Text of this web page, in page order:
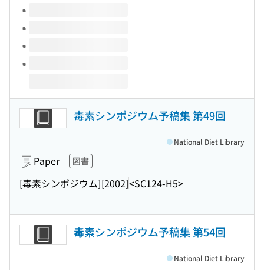
毒素シンポジウム予稿集 第49回
Paper 図書
[毒素シンポジウム][2002]<SC124-H5>
National Diet Library
毒素シンポジウム予稿集 第54回
National Diet Library